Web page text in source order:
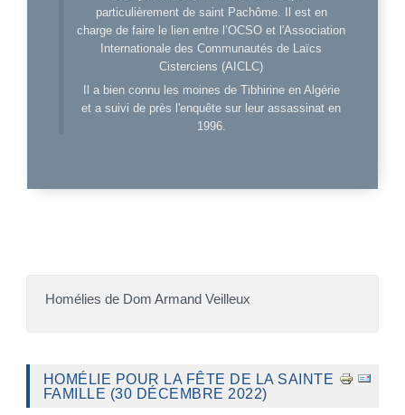
particulièrement de saint Pachôme. Il est en
charge de faire le lien entre l’OCSO et l'Association
Internationale des Communautés de Laïcs
Cisterciens (AICLC)
Il a bien connu les moines de Tibhirine en Algérie
et a suivi de près l'enquête sur leur assassinat en
1996.
Homélies de Dom Armand Veilleux
HOMÉLIE POUR LA FÊTE DE LA SAINTE
FAMILLE (30 DÉCEMBRE 2022)